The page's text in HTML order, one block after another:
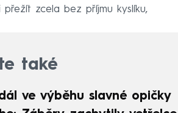
přežít zcela bez příjmu kyslíku,
také
ve výběhu slavné opičky